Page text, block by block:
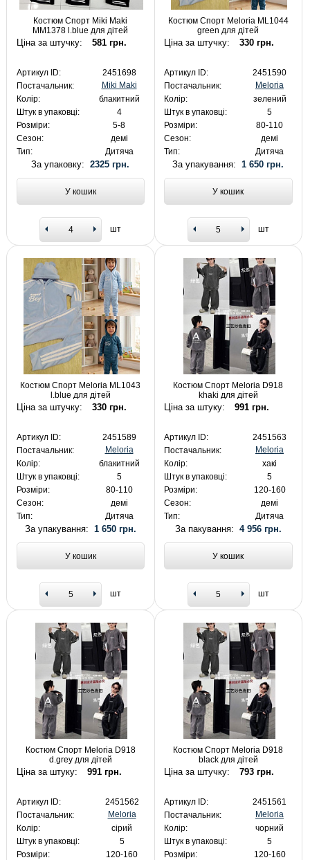
Костюм Спорт Miki Maki
MM1378 l.blue для дітей
Ціна за штучку: 581 грн.
Артикул ID:
2451698
Постачальник:
Miki Maki
Колір:
блакитний
Штук в упаковці:
4
Розміри:
5-8
Сезон:
демі
Тип:
Дитяча
За упаковку:2325 грн.
У кошик
шт
Костюм Спорт Meloria ML1044
green для дітей
Ціна за штучку: 330 грн.
Артикул ID:
2451590
Постачальник:
Meloria
Колір:
зелений
Штук в упаковці:
5
Розміри:
80-110
Сезон:
демі
Тип:
Дитяча
За упакування:1 650 грн.
У кошик
шт
Костюм Спорт Meloria ML1043
l.blue для дітей
Ціна за штучку: 330 грн.
Артикул ID:
2451589
Постачальник:
Meloria
Колір:
блакитний
Штук в упаковці:
5
Розміри:
80-110
Сезон:
демі
Тип:
Дитяча
За упакування: 1 650 грн.
У кошик
шт
Костюм Спорт Meloria D918
khaki для дітей
Ціна за штуку: 991 грн.
Артикул ID:
2451563
Постачальник:
Meloria
Колір:
хакі
Штук в упаковці:
5
Розміри:
120-160
Сезон:
демі
Тип:
Дитяча
За пакування: 4 956 грн.
У кошик
шт
Костюм Спорт Meloria D918
d.grey для дітей
Ціна за штуку: 991 грн.
Артикул ID:
2451562
Постачальник:
Meloria
Колір:
сірий
Штук в упаковці:
5
Розміри:
120-160
Костюм Спорт Meloria D918
black для дітей
Ціна за штучку: 793 грн.
Артикул ID:
2451561
Постачальник:
Meloria
Колір:
чорний
Штук в упаковці:
5
Розміри:
120-160